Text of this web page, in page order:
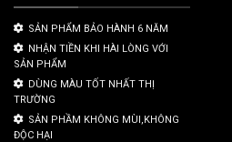
SẢN PHẨM BẢO HÀNH 6 NĂM
NHẬN TIỀN KHI HÀI LÒNG VỚI
SẢN PHẨM
DÙNG MÀU TỐT NHẤT THỊ
TRƯỜNG
SẢN PHẦM KHÔNG MÙI,KHÔNG
ĐỘC HẠI